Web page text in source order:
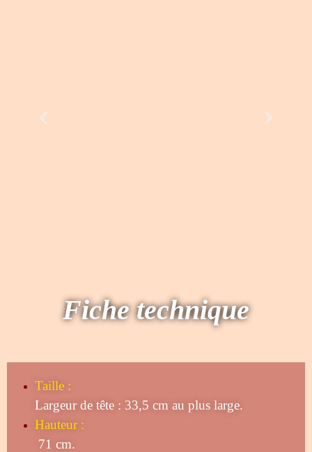
Fiche technique
Taille :
Largeur de tête : 33,5 cm au plus large.
Hauteur :
71 cm.